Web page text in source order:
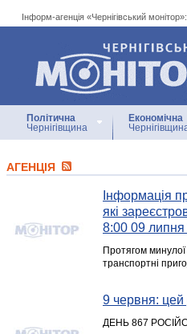
Інформ-агенція «Чернігівський монітор»:
Інформ-агенція
«Чернігівський
Політична
Чернігівщина
Економічна
АГЕНЦIЯ
Інформація
які
8:00 09 липня
Протягом
транспортні
9 червня: цей
ДЕНЬ 867